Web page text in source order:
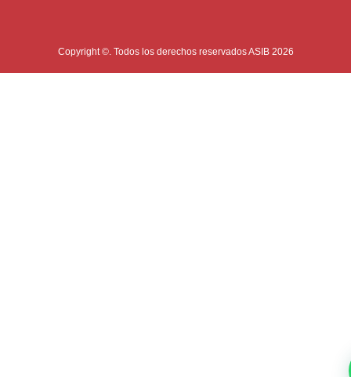
Copyright ©. Todos los derechos reservados ASIB 2026